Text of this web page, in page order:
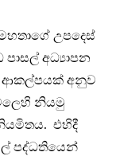
උපදෙස්
අධ්‍යාපන
ආකල්පයක් අනුව
නියමු
එහිදී
පද්ධතියෙන්